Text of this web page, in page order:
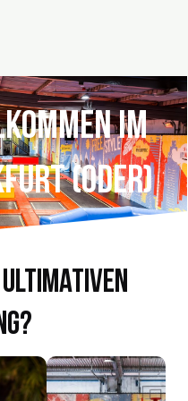
IM
(Oder)